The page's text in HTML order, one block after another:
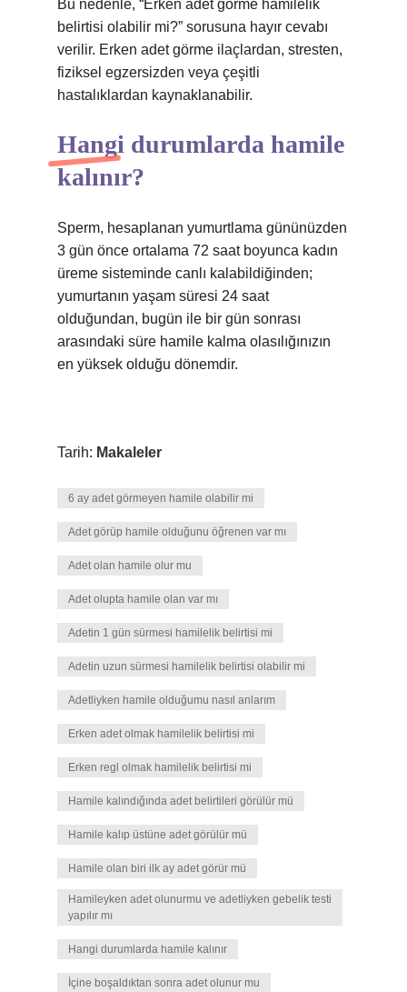
Bu nedenle, “Erken adet görme hamilelik
belirtisi olabilir mi?” sorusuna hayır cevabı
verilir. Erken adet görme ilaçlardan, stresten,
fiziksel egzersizden veya çeşitli
hastalıklardan kaynaklanabilir.
Hangi durumlarda hamile
kalınır?
Sperm, hesaplanan yumurtlama gününüzden
3 gün önce ortalama 72 saat boyunca kadın
üreme sisteminde canlı kalabildiğinden;
yumurtanın yaşam süresi 24 saat
olduğundan, bugün ile bir gün sonrası
arasındaki süre hamile kalma olasılığınızın
en yüksek olduğu dönemdir.
Tarih: Makaleler
6 ay adet görmeyen hamile olabilir mi
Adet görüp hamile olduğunu öğrenen var mı
Adet olan hamile olur mu
Adet olupta hamile olan var mı
Adetin 1 gün sürmesi hamilelik belirtisi mi
Adetin uzun sürmesi hamilelik belirtisi olabilir mi
Adetliyken hamile olduğumu nasıl anlarım
Erken adet olmak hamilelik belirtisi mi
Erken regl olmak hamilelik belirtisi mi
Hamile kalındığında adet belirtileri görülür mü
Hamile kalıp üstüne adet görülür mü
Hamile olan biri ilk ay adet görür mü
Hamileyken adet olunurmu ve adetliyken gebelik testi
yapılır mı
Hangi durumlarda hamile kalınır
İçine boşaldıktan sonra adet olunur mu